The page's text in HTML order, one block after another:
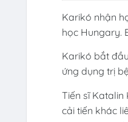
Karikó nhận
học Hungary.
Karikó bắt
ứng dụng trị
Tiến sĩ Katalin
cải tiến khác